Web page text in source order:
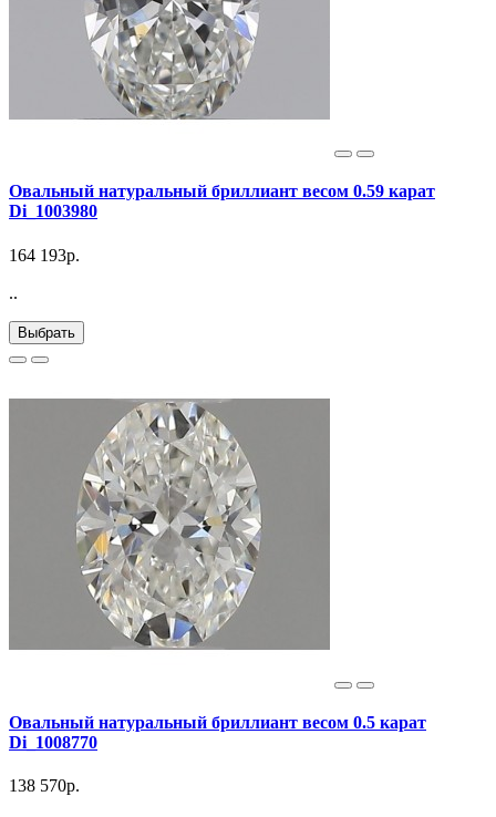
Овальный натуральный бриллиант весом 0.59 карат
Di_1003980
164 193р.
..
Выбрать
Овальный натуральный бриллиант весом 0.5 карат
Di_1008770
138 570р.